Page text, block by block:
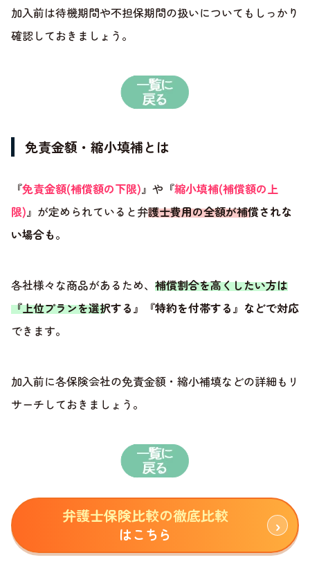
加入前は待機期間や不担保期間の扱いについてもしっかり
確認しておきましょう。
免責金額・縮小填補とは
『免責金額(補償額の下限)』や『縮小填補(補償額の上
限)』が定められていると弁護士費用の全額が補償されな
い場合も。
各社様々な商品があるため、 補償割合を高くしたい方は
『上位プランを選択する』『特約を付帯する』などで対応
できます。
加入前に各保険会社の免責金額・縮小補填などの詳細もリ
サーチしておきましょう。
弁護士保険比較の徹底比較
はこちら